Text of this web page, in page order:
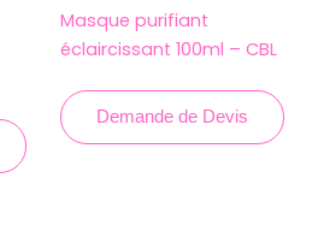
Masque purifiant
éclaircissant 100ml – CBL
Demande de Devis